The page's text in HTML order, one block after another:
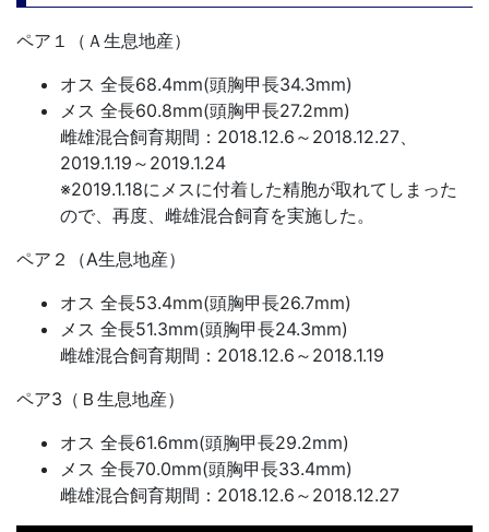
ペア１（Ａ生息地産）
オス 全長68.4mm(頭胸甲長34.3mm)
メス 全長60.8mm(頭胸甲長27.2mm)
雌雄混合飼育期間：2018.12.6～2018.12.27、
2019.1.19～2019.1.24
※2019.1.18にメスに付着した精胞が取れてしまった
ので、再度、雌雄混合飼育を実施した。
ペア２（A生息地産）
オス 全長53.4mm(頭胸甲長26.7mm)
メス 全長51.3mm(頭胸甲長24.3mm)
雌雄混合飼育期間：2018.12.6～2018.1.19
ペア3（Ｂ生息地産）
オス 全長61.6mm(頭胸甲長29.2mm)
メス 全長70.0mm(頭胸甲長33.4mm)
雌雄混合飼育期間：2018.12.6～2018.12.27